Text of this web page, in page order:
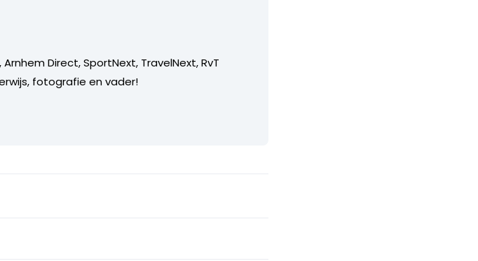
Direct, SportNext, TravelNext, RvT
fotografie en vader!